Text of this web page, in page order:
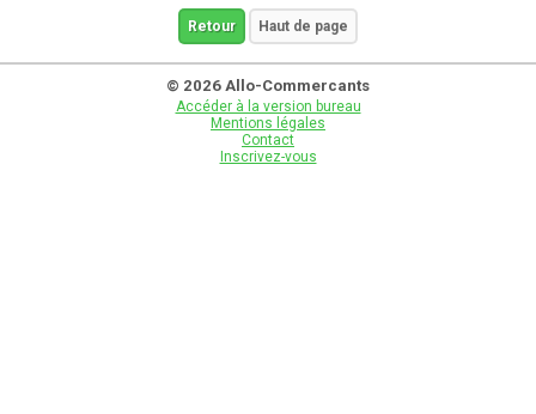
Retour Haut de page
© 2026 Allo-Commercants
Accéder à la version bureau
Mentions légales
Contact
Inscrivez-vous